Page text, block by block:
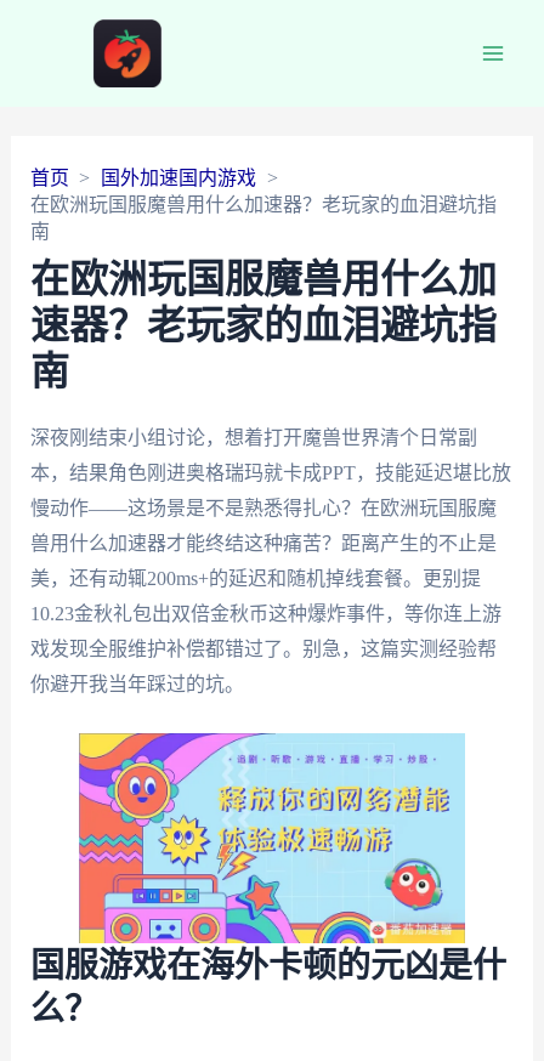
首页
国外加速国内游戏
在欧洲玩国服魔兽用什么加速器？老玩家的血泪避坑指
南
在欧洲玩国服魔兽用什么加
速器？老玩家的血泪避坑指
南
深夜刚结束小组讨论，想着打开魔兽世界清个日常副
本，结果角色刚进奥格瑞玛就卡成PPT，技能延迟堪比放
慢动作——这场景是不是熟悉得扎心？在欧洲玩国服魔
兽用什么加速器才能终结这种痛苦？距离产生的不止是
美，还有动辄200ms+的延迟和随机掉线套餐。更别提
10.23金秋礼包出双倍金秋币这种爆炸事件，等你连上游
戏发现全服维护补偿都错过了。别急，这篇实测经验帮
你避开我当年踩过的坑。
国服游戏在海外卡顿的元凶是什
么？